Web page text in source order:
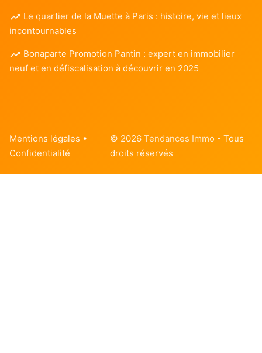
Le quartier de la Muette à Paris : histoire, vie et lieux
incontournables
Bonaparte Promotion Pantin : expert en immobilier
neuf et en défiscalisation à découvrir en 2025
Mentions légales •
Confidentialité
© 2026Tendances Immo - Tous
droits réservés